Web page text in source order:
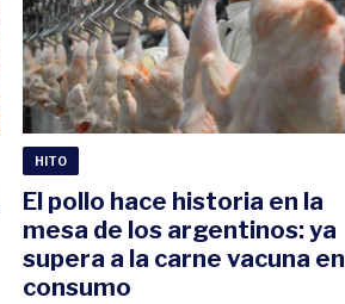
HITO
El pollo hace historia en la
mesa de los argentinos: ya
supera a la carne vacuna en
consumo